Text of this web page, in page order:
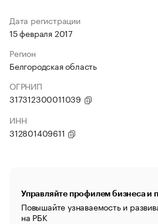
Дата регистрации
15 февраля 2017
Регион
Белгородская область
ОГРНИП
317312300011039
ИНН
312801409611
Управляйте профилем бизнеса и
Повышайте узнаваемость и
на РБК